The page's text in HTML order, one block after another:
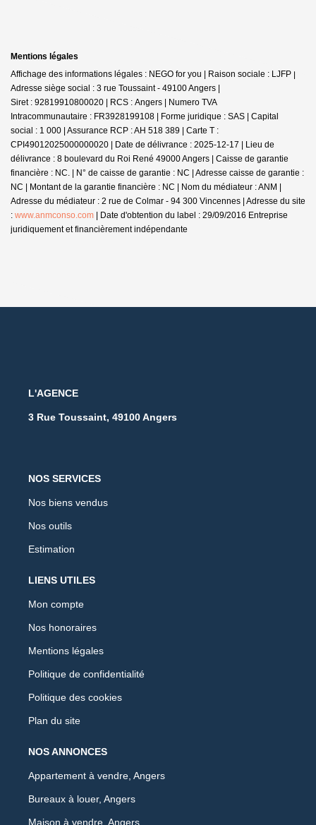
Mentions légales
Affichage des informations légales : NEGO for you | Raison sociale : LJFP |
Adresse siège social : 3 rue Toussaint - 49100 Angers |
Siret : 92819910800020 | RCS : Angers | Numero TVA
Intracommunautaire : FR3928199108 | Forme juridique : SAS | Capital
social : 1 000 | Assurance RCP : AH 518 389 | Carte T :
CPI49012025000000020 | Date de délivrance : 2025-12-17 | Lieu de
délivrance : 8 boulevard du Roi René 49000 Angers | Caisse de garantie
financière : NC. | N° de caisse de garantie : NC | Adresse caisse de garantie :
NC | Montant de la garantie financière : NC | Nom du médiateur : ANM |
Adresse du médiateur : 2 rue de Colmar - 94 300 Vincennes | Adresse du site
: www.anmconso.com | Date d'obtention du label : 29/09/2016 Entreprise
juridiquement et financièrement indépendante
L'AGENCE
3 Rue Toussaint, 49100 Angers
NOS SERVICES
Nos biens vendus
Nos outils
Estimation
LIENS UTILES
Mon compte
Nos honoraires
Mentions légales
Politique de confidentialité
Politique des cookies
Plan du site
NOS ANNONCES
Appartement à vendre, Angers
Bureaux à louer, Angers
Maison à vendre, Angers